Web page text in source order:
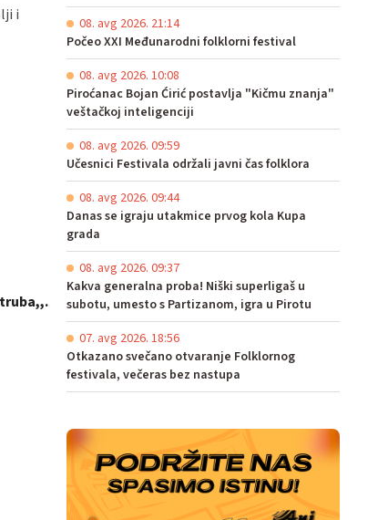
i
08. avg 2026. 21:14
Počeo XXI Međunarodni folklorni festival
08. avg 2026. 10:08
Piroćanac Bojan Ćirić postavlja "Kičmu znanja"
veštačkoj inteligenciji
08. avg 2026. 09:59
Učesnici Festivala održali javni čas folklora
08. avg 2026. 09:44
Danas se igraju utakmice prvog kola Kupa
grada
08. avg 2026. 09:37
Kakva generalna proba! Niški superligaš u
subotu, umesto s Partizanom, igra u Pirotu
07. avg 2026. 18:56
Otkazano svečano otvaranje Folklornog
festivala, večeras bez nastupa